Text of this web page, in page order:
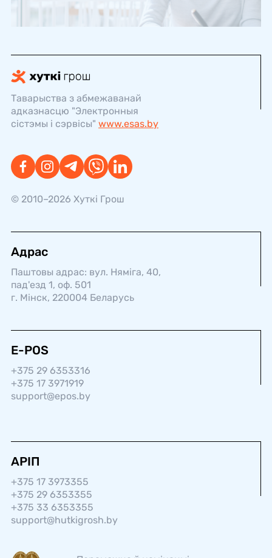
Таварыства з абмежаванай
адказнасцю "Электронныя
сістэмы і сэрвісы" www.esas.by
Адрас
Паштовы адрас: вул. Няміга, 40,
пад'езд 1, оф. 501
г. Мінск, 220004 Беларусь
E-POS
+375 29 6353316
+375 17 3971919
support@epos.by
АРІП
+375 17 3973355
+375 29 6353355
+375 33 6353355
support@hutkigrosh.by
© 2010–2026 Хуткi Грош